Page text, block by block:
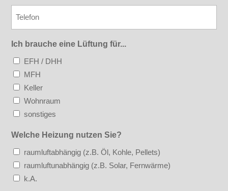
*
Ich brauche eine Lüftung für...
EFH / DHH
MFH
Keller
Wohnraum
sonstiges
Welche Heizung nutzen Sie?
raumluftabhängig (z.B. Öl, Kohle, Pellets)
raumluftunabhängig (z.B. Solar, Fernwärme)
k.A.